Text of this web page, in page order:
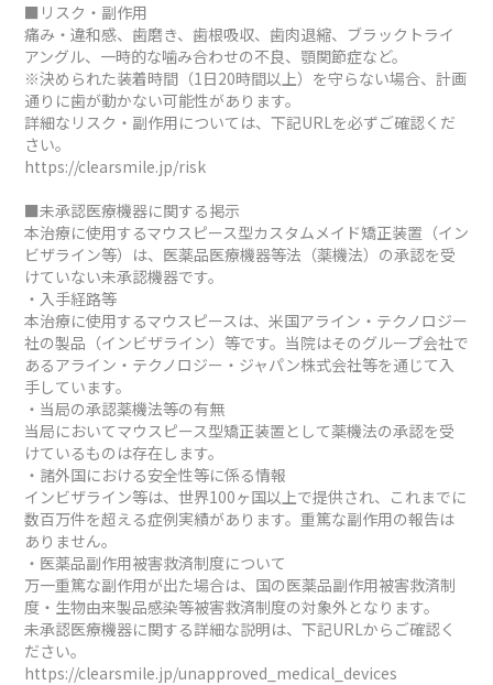
■リスク・副作用
痛み・違和感、歯磨き、歯根吸収、歯肉退縮、ブラックトライ
アングル、一時的な噛み合わせの不良、顎関節症など。
※決められた装着時間（1日20時間以上）を守らない場合、計画
通りに歯が動かない可能性があります。
詳細なリスク・副作用については、下記URLを必ずご確認くだ
さい。
https://clearsmile.jp/risk
■未承認医療機器に関する掲示
本治療に使用するマウスピース型カスタムメイド矯正装置（イン
ビザライン等）は、医薬品医療機器等法（薬機法）の承認を受
けていない未承認機器です。
・入手経路等
本治療に使用するマウスピースは、米国アライン・テクノロジー
社の製品（インビザライン）等です。当院はそのグループ会社で
あるアライン・テクノロジー・ジャパン株式会社等を通じて入
手しています。
・当局の承認薬機法等の有無
当局においてマウスピース型矯正装置として薬機法の承認を受
けているものは存在します。
・諸外国における安全性等に係る情報
インビザライン等は、世界100ヶ国以上で提供され、これまでに
数百万件を超える症例実績があります。重篤な副作用の報告は
ありません。
・医薬品副作用被害救済制度について
万一重篤な副作用が出た場合は、国の医薬品副作用被害救済制
度・生物由来製品感染等被害救済制度の対象外となります。
未承認医療機器に関する詳細な説明は、下記URLからご確認く
ださい。
https://clearsmile.jp/unapproved_medical_devices